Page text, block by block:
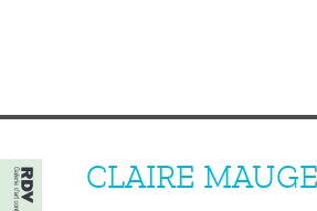
CLAIRE